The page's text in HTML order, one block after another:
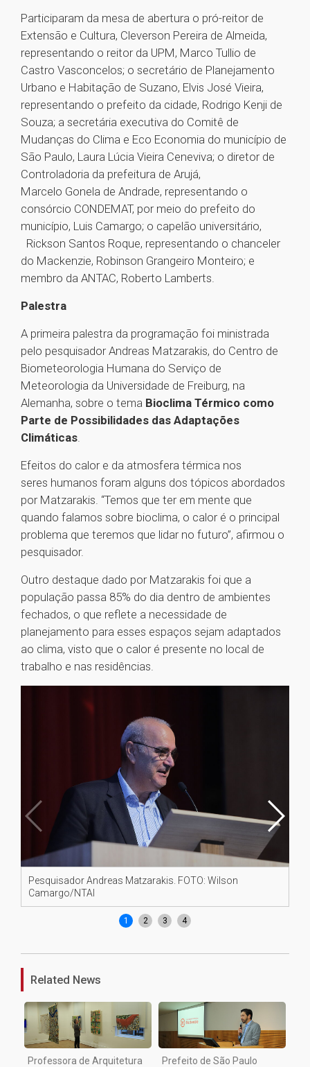
Participaram da mesa de abertura o pró-reitor de
Extensão e Cultura, Cleverson Pereira de Almeida,
representando o reitor da UPM, Marco Tullio de
Castro Vasconcelos; o secretário de Planejamento
Urbano e Habitação de Suzano, Elvis José Vieira,
representando o prefeito da cidade, Rodrigo Kenji de
Souza; a secretária executiva do Comitê de
Mudanças do Clima e Eco Economia do município de
São Paulo, Laura Lúcia Vieira Ceneviva; o diretor de
Controladoria da prefeitura de Arujá,
Marcelo Gonela de Andrade, representando o
consórcio CONDEMAT, por meio do prefeito do
município, Luis Camargo; o capelão universitário,
Rickson Santos Roque, representando o chanceler
do Mackenzie, Robinson Grangeiro Monteiro; e
membro da ANTAC, Roberto Lamberts.
Palestra
A primeira palestra da programação foi ministrada
pelo pesquisador Andreas Matzarakis, do Centro de
Biometeorologia Humana do Serviço de
Meteorologia da Universidade de Freiburg, na
Alemanha, sobre o tema Bioclima Térmico como
Parte de Possibilidades das Adaptações
Climáticas.
Efeitos do calor e da atmosfera térmica nos
seres humanos foram alguns dos tópicos abordados
por Matzarakis. “Temos que ter em mente que
quando falamos sobre bioclima, o calor é o principal
problema que teremos que lidar no futuro”, afirmou o
pesquisador.
Outro destaque dado por Matzarakis foi que a
população passa 85% do dia dentro de ambientes
fechados, o que reflete a necessidade de
planejamento para esses espaços sejam adaptados
ao clima, visto que o calor é presente no local de
trabalho e nas residências.
Pesquisador Andreas Matzarakis. FOTO: Wilson
Camargo/NTAI
1 2 3 4
Related News
Professora de Arquitetura
Prefeito de São Paulo